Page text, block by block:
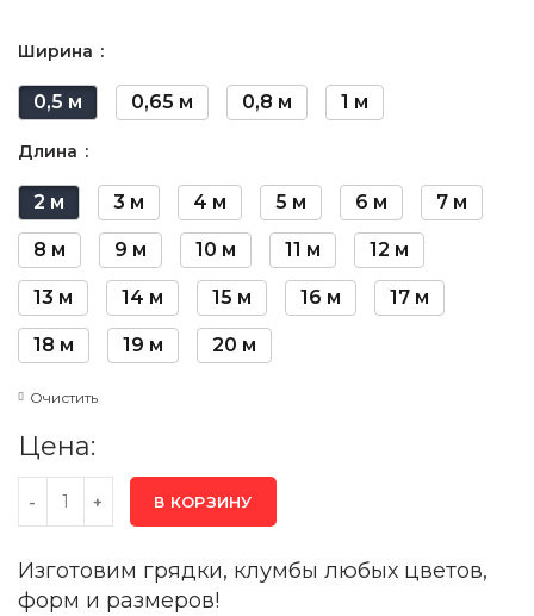
Ширина
0,5 м 0,65 м 0,8 м 1 м
Длина
2 м 3 м 4 м 5 м 6 м 7 м
8 м 9 м 10 м 11 м 12 м
13 м 14 м 15 м 16 м 17 м
18 м 19 м 20 м
Очистить
Цена:
В КОРЗИНУ
Изготовим грядки, клумбы любых цветов,
форм и размеров!